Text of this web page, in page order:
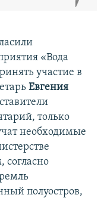
«Вода
участие в
Евгения
только
необходимые
полуостров,